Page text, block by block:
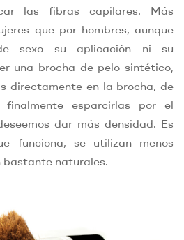
las fibras capilares. Más
que por hombres, aunque
sexo su aplicación ni su
una brocha de pelo sintético,
directamente en la brocha, de
finalmente esparcirlas por el
dar más densidad. Es
funciona, se utilizan menos
bastante naturales.